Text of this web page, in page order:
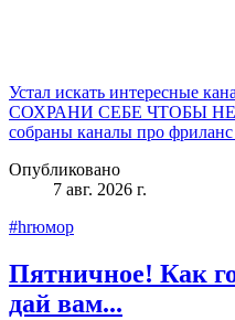
Устал искать интересные
СОХРАНИ СЕБЕ ЧТОБЫ НЕ
собраны каналы про
Опубликовано
7 авг. 2026 г.
#hrюмор
Пятничное! Как
дай вам...